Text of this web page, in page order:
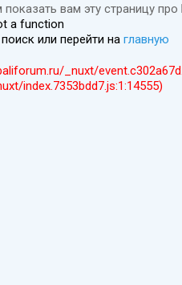
вам эту страницу про
a function
или перейти на главную
_nuxt/
index.7353bdd7.js:1:14555)